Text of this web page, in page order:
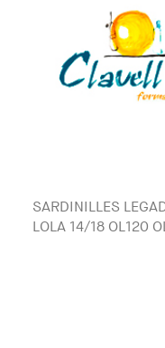
SARDINILLES
LOLA 14/18 OL120